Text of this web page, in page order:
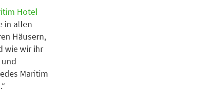
Hotel
in allen
Häusern,
wie wir ihr
Maritim